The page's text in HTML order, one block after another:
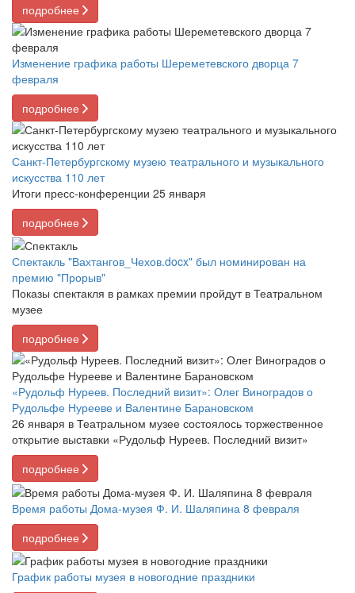
подробнее
Изменение графика работы Шереметевского дворца 7
февраля
подробнее
Санкт-Петербургскому музею театрального и музыкального
искусства 110 лет
Итоги пресс-конференции 25 января
подробнее
Спектакль "Вахтангов_Чехов.docx" был номинирован на
премию "Прорыв"
Показы спектакля в рамках премии пройдут в Театральном
музее
подробнее
«Рудольф Нуреев. Последний визит»: Олег Виноградов о
Рудольфе Нурееве и Валентине Барановском
26 января в Театральном музее состоялось торжественное
открытие выставки «Рудольф Нуреев. Последний визит»
подробнее
Время работы Дома-музея Ф. И. Шаляпина 8 февраля
подробнее
График работы музея в новогодние праздники